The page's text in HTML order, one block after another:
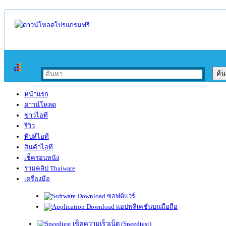
หน้าแรก
ดาวน์โหลด
ข่าวไอที
รีวิว
ทิปส์ไอที
สินค้าไอที
เช็ครอบหนัง
รวมคลิป Thaiware
เครื่องมือ
ซอฟต์แวร์
แอปพลิเคชันบนมือถือ
เช็คความเร็วเน็ต (Speedtest)